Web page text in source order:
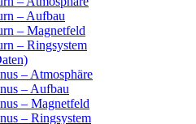
– Aufbau
– Magnetfeld
– Ringsystem
– Atmosphäre
– Aufbau
– Magnetfeld
– Ringsystem